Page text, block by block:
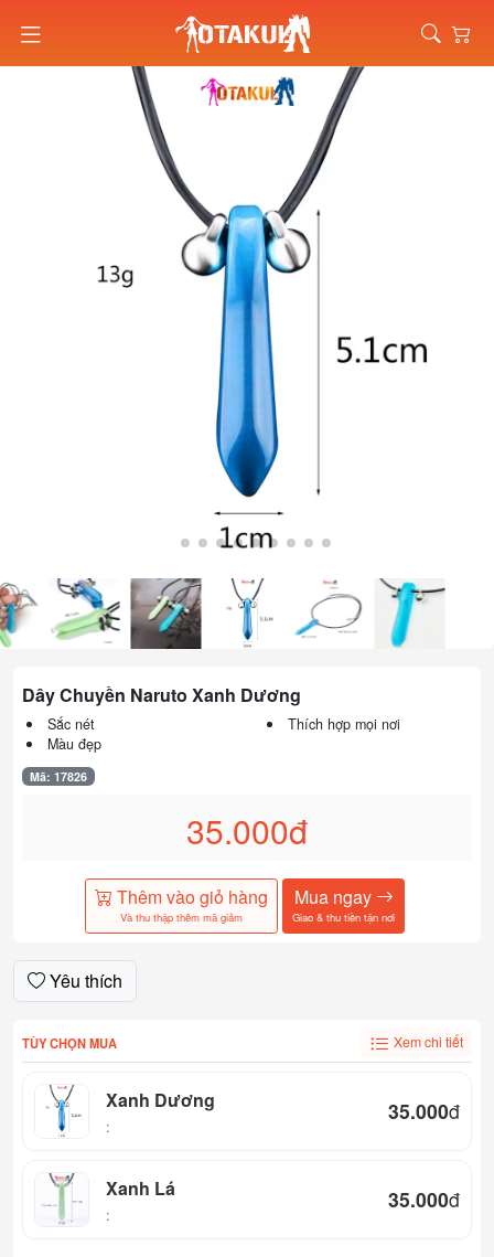
Dây Chuyền Naruto Xanh Dương
Sắc nét
Màu đẹp
Thích hợp mọi nơi
Mã: 17826
35.000đ
Thêm vào giỏ hàng
Và thu thập thêm mã giảm
Mua ngay
Giao & thu tiền tận nơi
Yêu thích
TÙY CHỌN MUA Xem chi tiết
Xanh Dương
:
35.000đ
Xanh Lá
:
35.000đ